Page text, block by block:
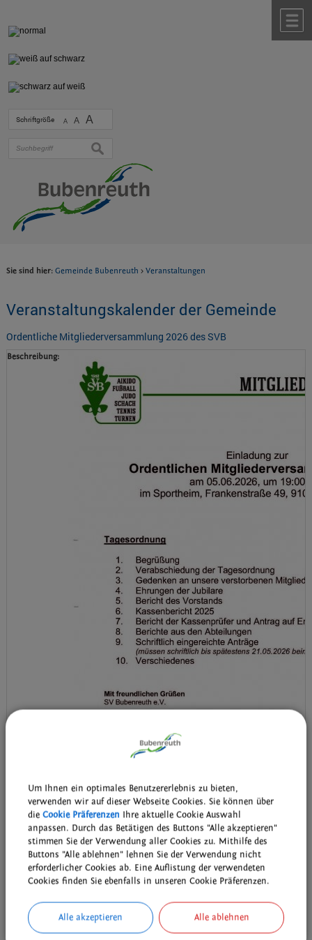
Schriftgröße A A A
suchen
Sie sind hier: Gemeinde Bubenreuth > Veranstaltungen
Veranstaltungskalender der Gemeinde
Ordentliche Mitgliederversammlung 2026 des SVB
Beschreibung:
Kategorie:
Vereine
Sportheim, Frankenstraße 49, Bubenreuth
Um Ihnen ein optimales Benutzererlebnis zu bieten,
verwenden wir auf dieser Webseite Cookies. Sie können über
die Cookie Präferenzen Ihre aktuelle Cookie Auswahl
anpassen. Durch das Betätigen des Buttons "Alle akzeptieren"
stimmen Sie der Verwendung aller Cookies zu. Mithilfe des
Buttons "Alle ablehnen" lehnen Sie der Verwendung nicht
erforderlicher Cookies ab. Eine Auflistung der verwendeten
Cookies finden Sie ebenfalls in unseren Cookie Präferenzen.
Alle akzeptieren Alle ablehnen